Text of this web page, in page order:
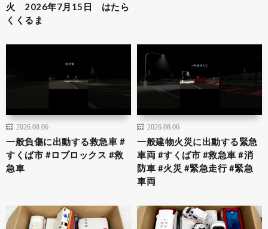
火 2026年7月15日 はたら
くくるま
2026.08.06
一般負傷に出動する救急車 #
すくば市 #ロブロックス #救
急車
2026.08.06
一般建物火災に出動する緊急
車両 #すくば市 #救急車 #消
防車 #火災 #緊急走行 #緊急
車両